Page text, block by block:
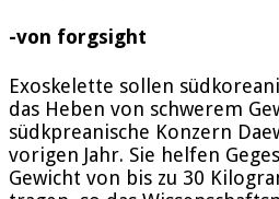
-von forgsight
Exoskelette sollen
das Heben von schwerem
südkpreanische Konzern
vorigen Jahr. Sie helfen
Gewicht von bis zu 30